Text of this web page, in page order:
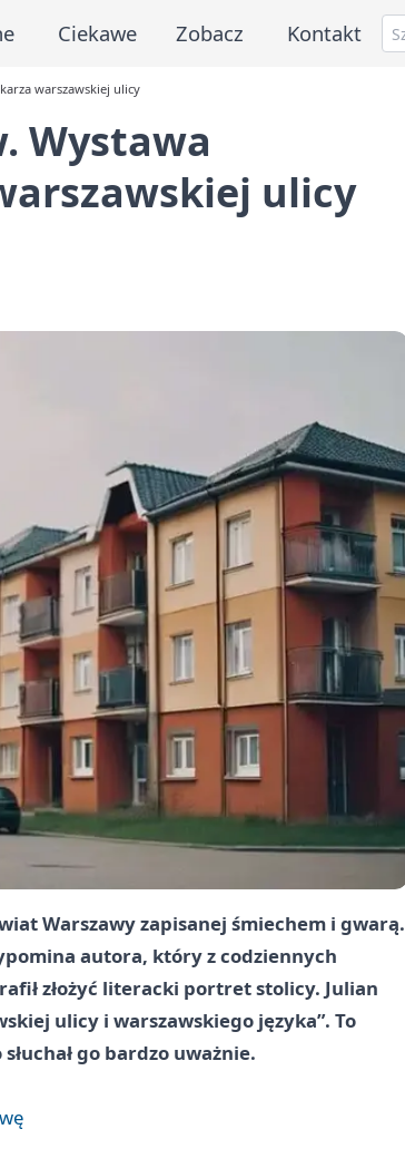
Ciekawe Zobacz Kontakt
warszawskiej ulicy
Wystawa
ulicy
Warszawy zapisanej śmiechem i gwarą.
autora, który z codziennych
złożyć literacki portret stolicy. Julian
ulicy i warszawskiego języka”. To
go bardzo uważnie.